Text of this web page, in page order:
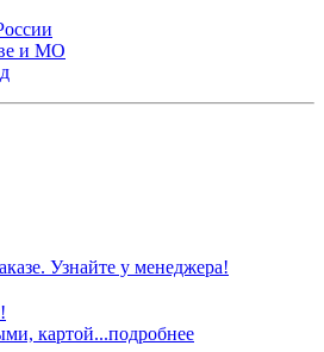
и МО
Узнайте у менеджера!
картой...подробнее